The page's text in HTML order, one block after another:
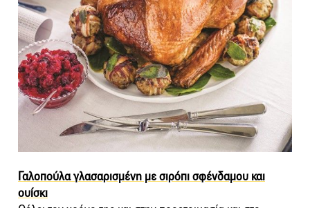
Γαλοπούλα γλασαρισμένη με σιρόπι σφένδαμου και
ουίσκι